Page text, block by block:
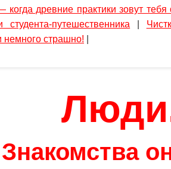
когда древние практики зовут тебя
путешественника
немного страшно!
Знакомства